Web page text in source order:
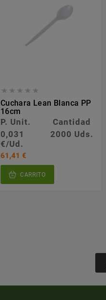
    
Cuchara Lean Blanca PP
16cm
P. Unit.
Cantidad
0,031
€/Ud.
2000 Uds.
61,41 €
CARRITO